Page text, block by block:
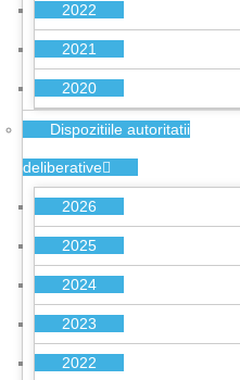
2022
2021
2020
Dispozitiile autoritatii
deliberative
2026
2025
2024
2023
2022